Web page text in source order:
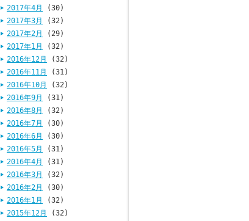
2017年4月
(30)
2017年3月
(32)
2017年2月
(29)
2017年1月
(32)
2016年12月
(32)
2016年11月
(31)
2016年10月
(32)
2016年9月
(31)
2016年8月
(32)
2016年7月
(30)
2016年6月
(30)
2016年5月
(31)
2016年4月
(31)
2016年3月
(32)
2016年2月
(30)
2016年1月
(32)
2015年12月
(32)